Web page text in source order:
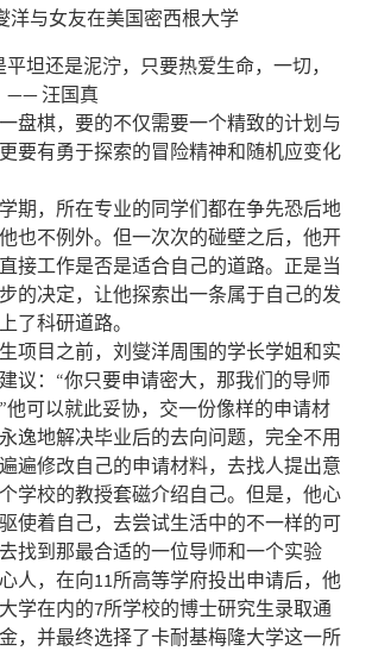
洋与女友在美国密西根大学
坦还是泥泞，只要热爱生命，一切，
—— 汪国真
盘棋，要的不仅需要一个精致的计划与
要有勇于探索的冒险精神和随机应变化
期，所在专业的同学们都在争先恐后地
也不例外。但一次次的碰壁之后，他开
接工作是否是适合自己的道路。正是当
的决定，让他探索出一条属于自己的发
了科研道路。
项目之前，刘燮洋周围的学长学姐和实
议：“你只要申请密大，那我们的导师
他可以就此妥协，交一份像样的申请材
逸地解决毕业后的去向问题，完全不用
遍修改自己的申请材料，去找人提出意
学校的教授套磁介绍自己。但是，他心
使着自己，去尝试生活中的不一样的可
找到那最合适的一位导师和一个实验
人，在向11所高等学府投出申请后，他
学在内的7所学校的博士研究生录取通
，并最终选择了卡耐基梅隆大学这一所